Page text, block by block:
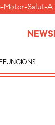
-Motor-Salut-A